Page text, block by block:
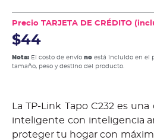
Precio TARJETA DE CRÉDITO
$44
Nota: El costo de envío no está incluido en el
tamaño, peso y destino del producto.
La TP-Link Tapo C232 es
inteligente con inteligencia
proteger tu hogar con